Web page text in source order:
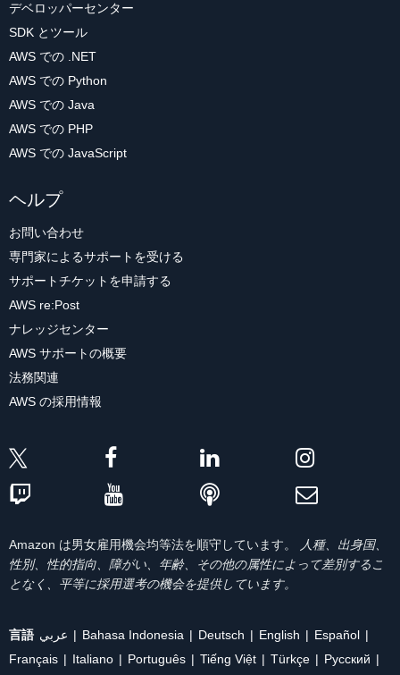
デベロッパーセンター
SDK とツール
AWS での .NET
AWS での Python
AWS での Java
AWS での PHP
AWS での JavaScript
ヘルプ
お問い合わせ
専門家によるサポートを受ける
サポートチケットを申請する
AWS re:Post
ナレッジセンター
AWS サポートの概要
法務関連
AWS の採用情報
Amazon は男女雇用機会均等法を順守しています。
人種、出身国、
性別、性的指向、障がい、年齢、その他の属性によって差別するこ
となく、平等に採用選考の機会を提供しています。
言語 عربي Bahasa Indonesia Deutsch English
Español
Français
Italiano Português Tiếng Việt Türkçe Ρусский